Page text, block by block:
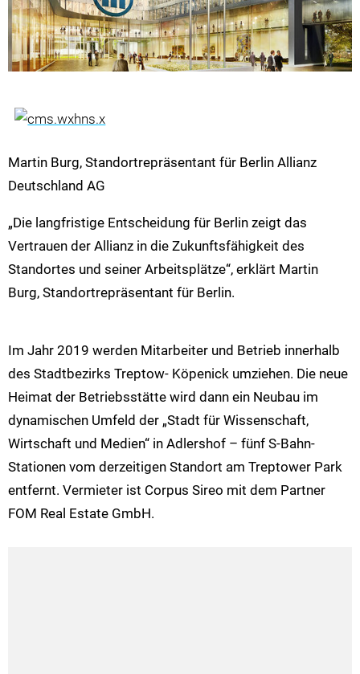
Martin Burg, Standortrepräsentant für Berlin Allianz
Deutschland AG
„Die langfristige Entscheidung für Berlin zeigt das
Vertrauen der Allianz in die Zukunftsfähigkeit des
Standortes und seiner Arbeitsplätze“, erklärt Martin
Burg, Standortrepräsentant für Berlin.
Im Jahr 2019 werden Mitarbeiter und Betrieb innerhalb
des Stadtbezirks Treptow- Köpenick umziehen. Die neue
Heimat der Betriebsstätte wird dann ein Neubau im
dynamischen Umfeld der „Stadt für Wissenschaft,
Wirtschaft und Medien“ in Adlershof – fünf S-Bahn-
Stationen vom derzeitigen Standort am Treptower Park
entfernt. Vermieter ist Corpus Sireo mit dem Partner
FOM Real Estate GmbH.